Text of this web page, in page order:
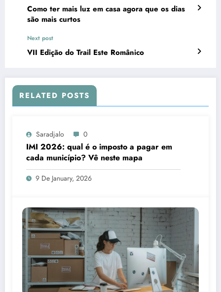
Como ter mais luz em casa agora que os dias
são mais curtos
Next post
VII Edição do Trail Este Românico
RELATED POSTS
Saradjalo 0
IMI 2026: qual é o imposto a pagar em
cada município? Vê neste mapa
9 De January, 2026